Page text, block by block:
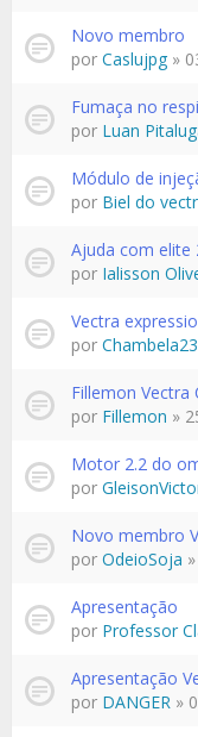
Novo membro
por Caslujpg »
Fumaça no
por Luan
Módulo de
por Biel do
Ajuda com elite
por Ialisson
Vectra
por Chambela23
Fillemon Vectra
por Fillemon »
Motor 2.2 do
por
Novo membro
por OdeioSoja
Apresentação
por Professor
Apresentação
por DANGER »